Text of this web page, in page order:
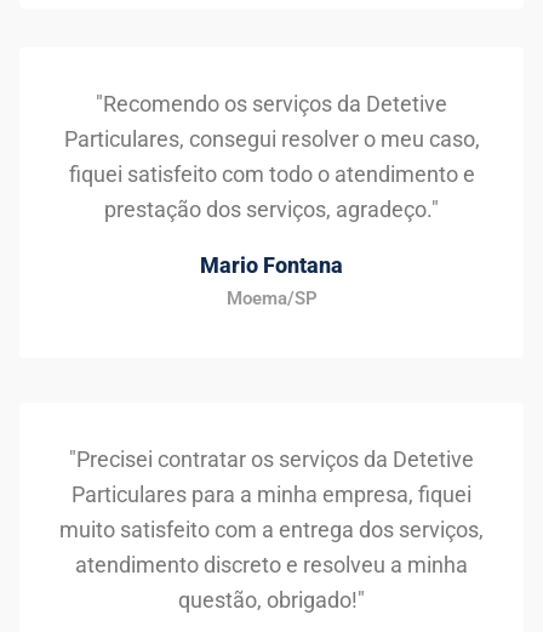
"Recomendo os serviços da Detetive
Particulares, consegui resolver o meu caso,
fiquei satisfeito com todo o atendimento e
prestação dos serviços, agradeço."
Mario Fontana
Moema/SP
"Precisei contratar os serviços da Detetive
Particulares para a minha empresa, fiquei
muito satisfeito com a entrega dos serviços,
atendimento discreto e resolveu a minha
questão, obrigado!"